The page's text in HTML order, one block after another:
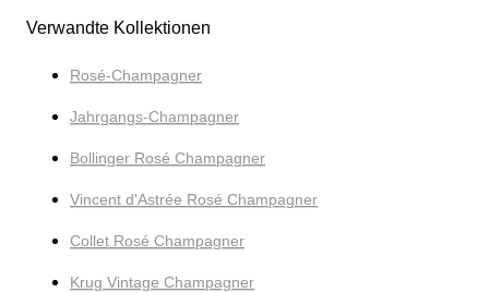
Verwandte Kollektionen
Rosé-Champagner
Jahrgangs-Champagner
Bollinger Rosé Champagner
Vincent d'Astrée Rosé Champagner
Collet Rosé Champagner
Krug Vintage Champagner